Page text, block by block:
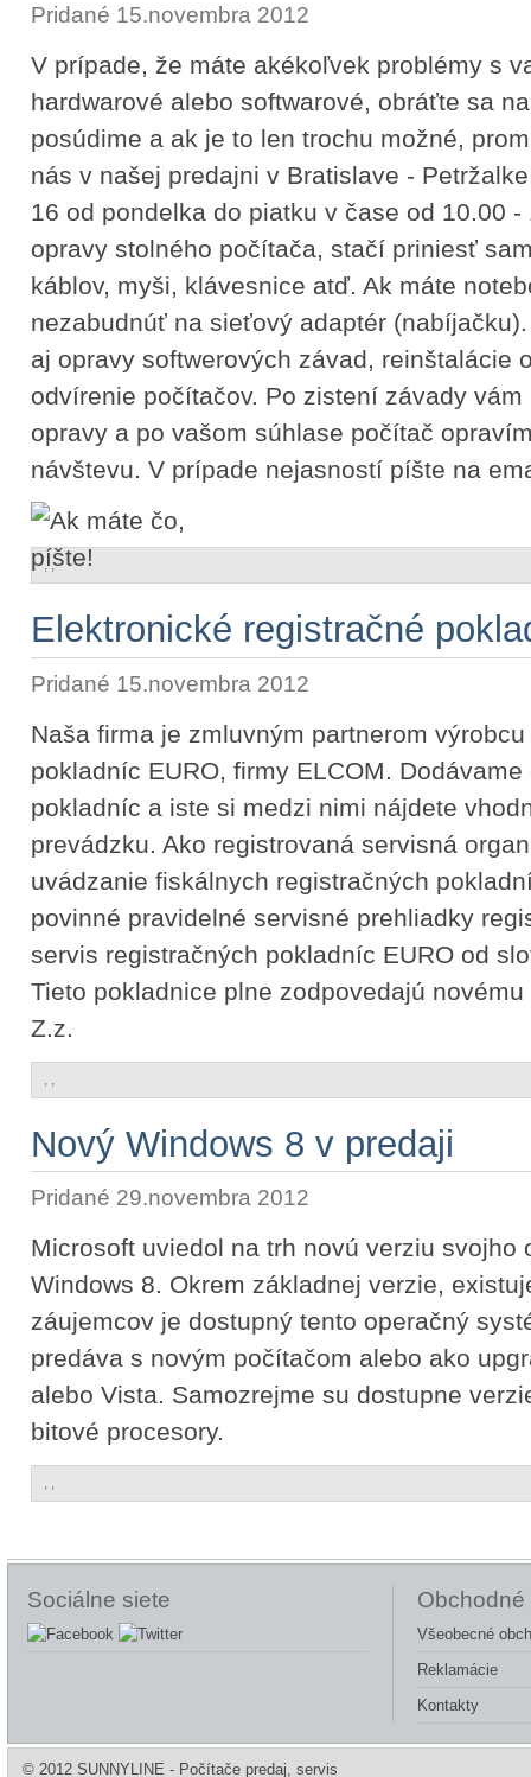
Pridané 15.novembra 2012
V prípade, že máte akékoľvek problémy s
hardwarové alebo softwarové, obráťte sa
posúdime a ak je to len trochu možné,
nás v našej predajni v Bratislave -
16 od pondelka do piatku v čase od 10.00
opravy stolného počítača, stačí priniesť
káblov, myši, klávesnice atď. Ak máte
nezabudnúť na sieťový adaptér
aj opravy softwerových závad, reinštalácie
odvírenie počítačov. Po zistení závady
opravy a po vašom súhlase počítač
návštevu. V prípade nejasností píšte na
,,
Elektronické registračné
Pridané 15.novembra 2012
Naša firma je zmluvným partnerom
pokladníc EURO, firmy ELCOM.
pokladníc a iste si medzi nimi nájdete
prevádzku. Ako registrovaná servisná
uvádzanie fiskálnych registračných
povinné pravidelné servisné prehliadky
servis registračných pokladníc EURO od
Tieto pokladnice plne zodpovedajú
Z.z.
Nový Windows 8 v predaji
Pridané 29.novembra 2012
Microsoft uviedol na trh novú verziu svojho
Windows 8. Okrem základnej verzie,
záujemcov je dostupný tento operačný
predáva s novým počítačom alebo ako
alebo Vista. Samozrejme su dostupne
bitové procesory.
Sociálne siete Obchodné
Všeobecné
Reklamácie
Kontakty
© 2012 SUNNYLINE - Počítače predaj, servis